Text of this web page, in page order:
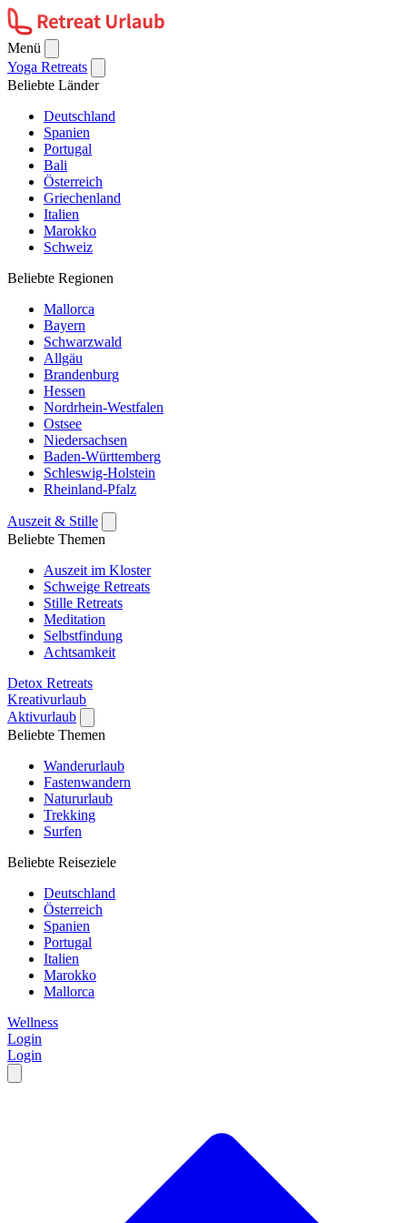
Menü
Yoga Retreats
Beliebte Länder
Deutschland
Spanien
Portugal
Bali
Österreich
Griechenland
Italien
Marokko
Schweiz
Beliebte Regionen
Mallorca
Bayern
Schwarzwald
Allgäu
Brandenburg
Hessen
Nordrhein-Westfalen
Ostsee
Niedersachsen
Baden-Württemberg
Schleswig-Holstein
Rheinland-Pfalz
Auszeit & Stille
Beliebte Themen
Auszeit im Kloster
Schweige Retreats
Stille Retreats
Meditation
Selbstfindung
Achtsamkeit
Detox Retreats
Kreativurlaub
Aktivurlaub
Beliebte Themen
Wanderurlaub
Fastenwandern
Natururlaub
Trekking
Surfen
Beliebte Reiseziele
Deutschland
Österreich
Spanien
Portugal
Italien
Marokko
Mallorca
Wellness
Login
Login